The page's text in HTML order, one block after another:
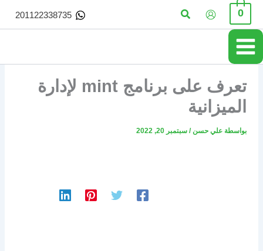
تخطي
المحتوى
0 البحث 201122338735
تعرف على برنامج mint لإدارة
الميزانية
بواسطة علي حسن/ سبتمبر 20, 2022